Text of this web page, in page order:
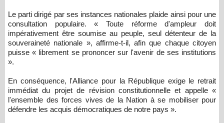
Le parti dirigé par ses instances nationales plaide ainsi pour une
consultation populaire. « Toute réforme d'ampleur doit
impérativement être soumise au peuple, seul détenteur de la
souveraineté nationale », affirme-t-il, afin que chaque citoyen
puisse « librement se prononcer sur l'avenir de ses institutions
».
En conséquence, l'Alliance pour la République exige le retrait
immédiat du projet de révision constitutionnelle et appelle «
l'ensemble des forces vives de la Nation à se mobiliser pour
défendre les acquis démocratiques de notre pays ».